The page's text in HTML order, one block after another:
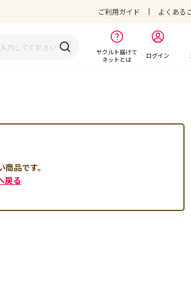
ご利用ガイド よくある
ヤクルト届けて
ネットとは
ログイン
品です。
戻る